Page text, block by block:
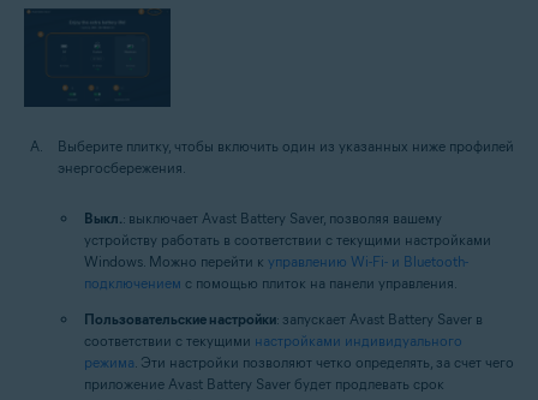
Выберите плитку, чтобы включить один из указанных ниже профилей
энергосбережения.
Выкл. : выключает Avast Battery Saver, позволяя вашему
устройству работать в соответствии с текущими настройками
Windows. Можно перейти к управлению Wi-Fi- и Bluetooth-
подключением с помощью плиток на панели управления.
Пользовательские настройки: запускает Avast Battery Saver в
соответствии с текущими настройками индивидуального
режима . Эти настройки позволяют четко определять, за счет чего
приложение Avast Battery Saver будет продлевать срок